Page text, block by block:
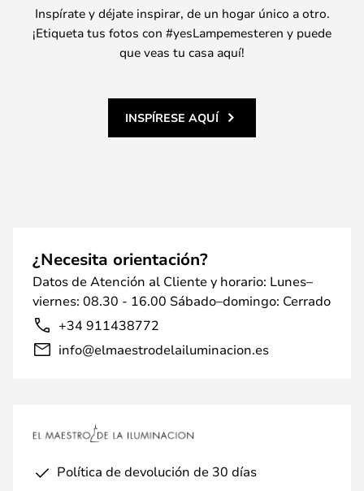
Inspírate y déjate inspirar, de un hogar único a otro.
¡Etiqueta tus fotos con #yesLampemesteren y puede
que veas tu casa aquí!
INSPÍRESE AQUÍ
¿Necesita orientación?
Datos de Atención al Cliente y horario: Lunes–
viernes: 08.30 - 16.00 Sábado–domingo: Cerrado
+34 911438772
info@elmaestrodelailuminacion.es
Política de devolución de 30 días